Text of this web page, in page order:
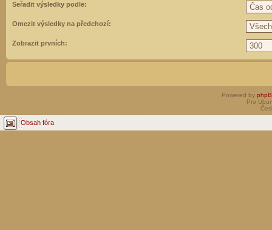
Seřadit výsledky podle:
Omezit výsledky na předchozí:
Zobrazit prvních:
Powered by
Pro
Obsah fóra